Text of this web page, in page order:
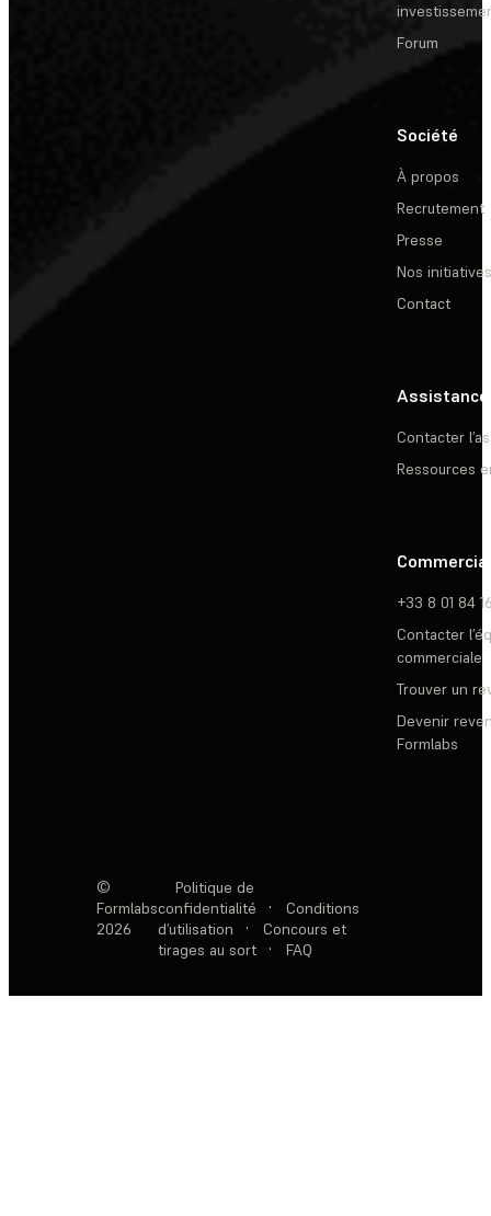
Forum
Société
À propos
Recrutement
Presse
Nos initiatives
Contact
Assistance
Contacter
Ressources
Commercial
+33 8 01 84
Contacter
commerciale
Trouver un
Devenir
Formlabs
©
Formlabs
2026
Politique de
confidentialité
·
Conditions
d’utilisation
·
Concours et
tirages au sort
· FAQ